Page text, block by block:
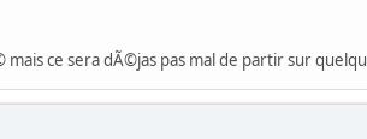
ce sera dÃ©jas pas mal de partir sur